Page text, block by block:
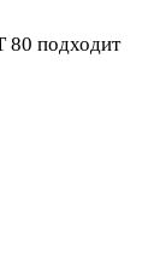
80 подходит